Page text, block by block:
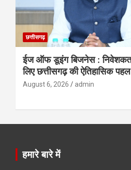
छत्तीसगढ़
ईज ऑफ डूइंग बिजनेस :
लिए छत्तीसगढ़ की ऐतिहासिक पहल
August 6, 2026 admin
हमारे बारे में